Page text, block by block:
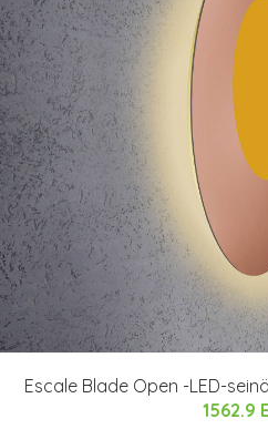
Escale Blade Open -LED-
1562.9